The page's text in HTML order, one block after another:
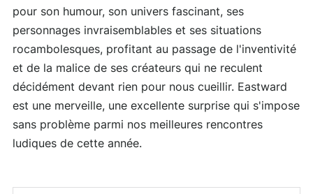
pour son humour, son univers fascinant, ses
personnages invraisemblables et ses situations
rocambolesques, profitant au passage de l'inventivité
et de la malice de ses créateurs qui ne reculent
décidément devant rien pour nous cueillir. Eastward
est une merveille, une excellente surprise qui s'impose
sans problème parmi nos meilleures rencontres
ludiques de cette année.